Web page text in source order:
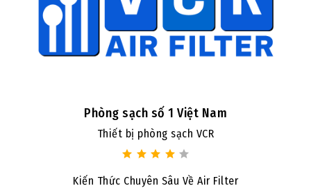
Phòng sạch số 1 Việt Nam
Thiết bị phòng sạch VCR
Kiến Thức Chuyên Sâu Về Air Filter